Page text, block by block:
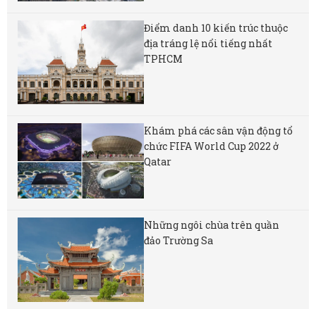
Điểm danh 10 kiến trúc thuộc
địa tráng lệ nổi tiếng nhất
TPHCM
Khám phá các sân vận động tổ
chức FIFA World Cup 2022 ở
Qatar
Những ngôi chùa trên quần
đảo Trường Sa